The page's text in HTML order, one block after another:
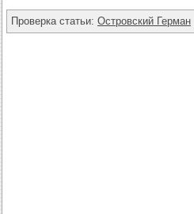
Проверка статьи: Островский Герман